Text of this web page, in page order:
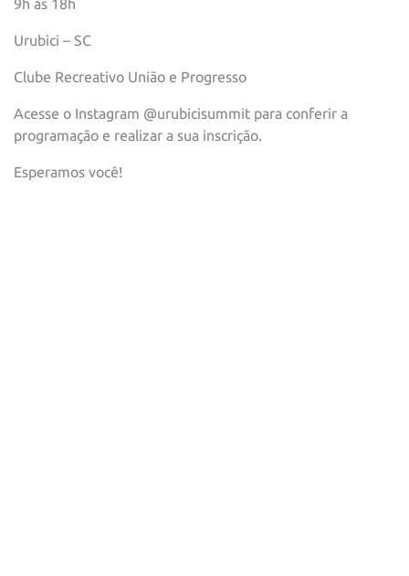
9h às 18h
Urubici – SC
Clube Recreativo União e Progresso
Acesse o Instagram @urubicisummit para conferir a
programação e realizar a sua inscrição.
Esperamos você!